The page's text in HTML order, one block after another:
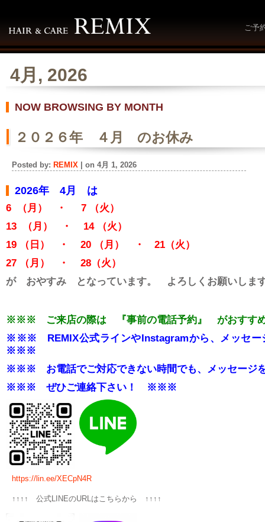
ご予
4月, 2026
NOW BROWSING BY MONTH
２０２６年 ４月 のお休み
Posted by: REMIX | on 4月 1, 2026
2026年 4月 は
6 （月） ・ 7
（火）
13 （月） ・ 14
（火）
19 （日） ・ 20 （月） ・ 21 （火）
27 （月） ・ 28 （火）
が おやすみ となっています。 よろしくお願いしま
※※※ ご来店の際は 『事前の電話予約』 がおす
※※※ REMIX公式ラインやInstagramから、メッセ
※※※
※※※ お電話でご対応できない時間でも、メッセージ
※※※ ぜひご連絡下さい！ ※※※
https://lin.ee/XECpN4R
↑↑↑↑ 公式LINEのURLはこちらから ↑↑↑↑